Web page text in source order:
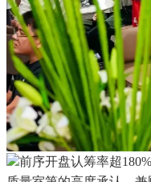
前序开盘认筹率超